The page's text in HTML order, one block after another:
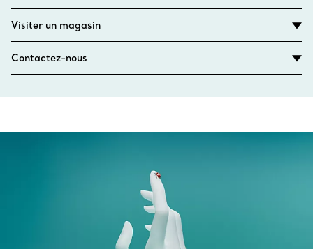
Visiter un magasin
Contactez-nous